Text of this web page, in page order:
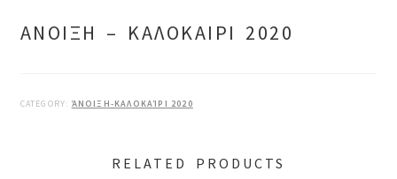
ΑΝΟΙΞΗ – ΚΑΛΟΚΑΙΡΙ 2020
CATEGORY: ΆΝΟΙΞΗ-ΚΑΛΟΚΑΊΡΙ 2020
RELATED PRODUCTS